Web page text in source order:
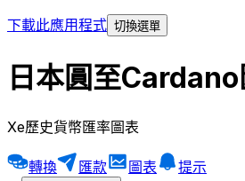
下載此應用程式 切換選單
日本圓至
Xe歷史貨幣匯率圖表
轉換 匯款 圖表
提示